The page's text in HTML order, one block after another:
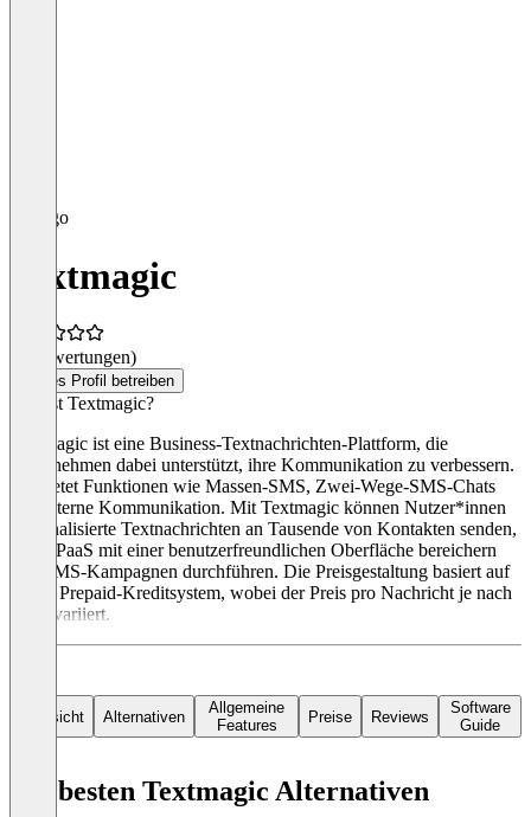
Textmagic
(0 Bewertungen)
Dieses Profil betreiben
Was ist Textmagic?
Textmagic ist eine Business-Textnachrichten-Plattform, die
Unternehmen dabei unterstützt, ihre Kommunikation zu verbessern.
Sie bietet Funktionen wie Massen-SMS, Zwei-Wege-SMS-Chats
und interne Kommunikation. Mit Textmagic können Nutzer*innen
personalisierte Textnachrichten an Tausende von Kontakten senden,
ihre CPaaS mit einer benutzerfreundlichen Oberfläche bereichern
und SMS-Kampagnen durchführen. Die Preisgestaltung basiert auf
einem Prepaid-Kreditsystem, wobei der Preis pro Nachricht je nach
Land variiert.
Übersicht Alternativen
Allgemeine
Features
Preise Reviews
Software
Guide
Die besten Textmagic Alternativen